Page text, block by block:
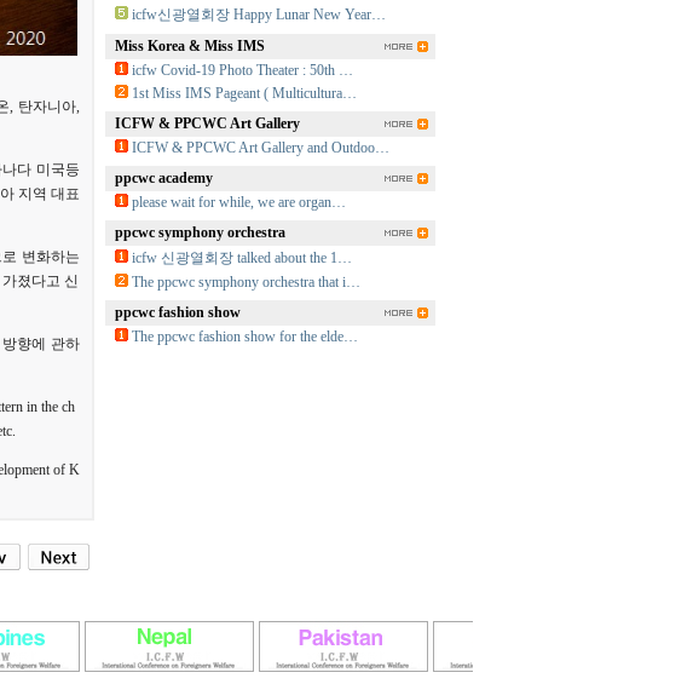
, 탄자니아,
다 미국등
지역 대표
변화하는
졌다고 신
향에 관하
in the ch
of K
icfw신광열회장 Happy Lunar New Year…
Miss Korea & Miss IMS
icfw Covid-19 Photo Theater : 50th …
1st Miss IMS Pageant ( Multicultura…
ICFW & PPCWC Art Gallery
ICFW & PPCWC Art Gallery and Outdoo…
ppcwc academy
please wait for while, we are organ…
ppcwc symphony orchestra
icfw 신광열회장 talked about the 1…
The ppcwc symphony orchestra that i…
ppcwc fashion show
The ppcwc fashion show for the elde…